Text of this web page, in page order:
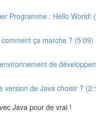
Programme : Hello World!
ça marche ? (5:09)
de
version de Java choisir ?
Java pour de vrai !